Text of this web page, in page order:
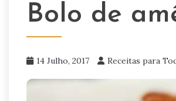
Bolo de
14 Julho, 2017 Receitas para